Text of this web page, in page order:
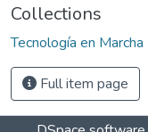
Collections
Tecnología en Marcha
Full item page